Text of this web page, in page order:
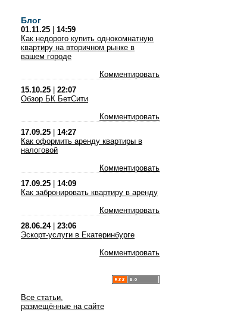
Блог
01.11.25
14:59
Как недорого купить однокомнатную
квартиру на вторичном рынке в
вашем городе
Комментировать
15.10.25
22:07
Обзор БК БетСити
Комментировать
17.09.25
14:27
Как оформить аренду квартиры в
налоговой
Комментировать
17.09.25
14:09
Как забронировать квартиру в аренду
Комментировать
28.06.24| 23:06
Эскорт-услуги в Екатеринбурге
Комментировать
Все статьи,
размещённые на сайте